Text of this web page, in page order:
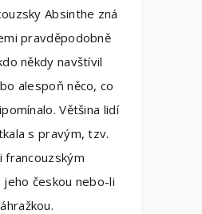
Absinthe zná
pravděpodobně
někdy navštívil
alespoň něco, co
Většina lidí
s pravým, tzv.
francouzským
českou nebo-li